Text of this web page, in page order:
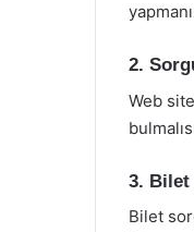
2.
Web
3.
Bilet